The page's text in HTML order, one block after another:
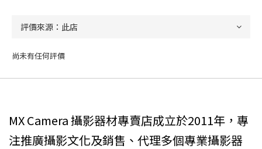
尚未有任何評價
MX Camera 攝影器材專賣店成立於2011年，專
注推廣攝影文化及銷售、代理多個專業攝影器